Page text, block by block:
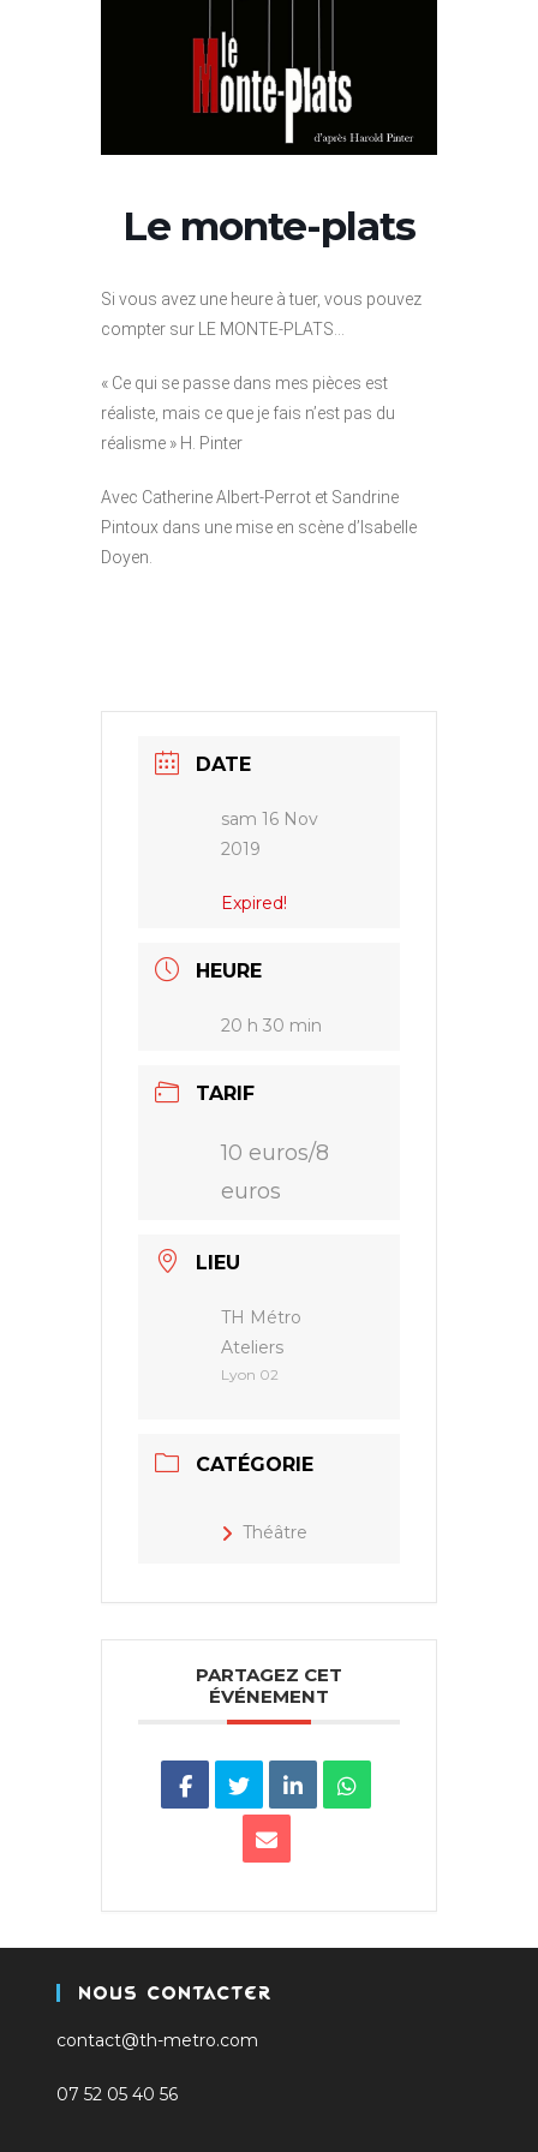
Le monte-plats
Si vous avez une heure à tuer, vous pouvez
compter sur LE MONTE-PLATS…
« Ce qui se passe dans mes pièces est
réaliste, mais ce que je fais n’est pas du
réalisme » H. Pinter
Avec Catherine Albert-Perrot et Sandrine
Pintoux dans une mise en scène d’Isabelle
Doyen.
DATE
sam 16 Nov
2019
Expired!
HEURE
20 h 30 min
TARIF
10 euros/8
euros
LIEU
TH Métro
Ateliers
Lyon 02
CATÉGORIE
Théâtre
PARTAGEZ CET
ÉVÉNEMENT
Nous Contacter
contact@th-metro.com
07 52 05 40 56